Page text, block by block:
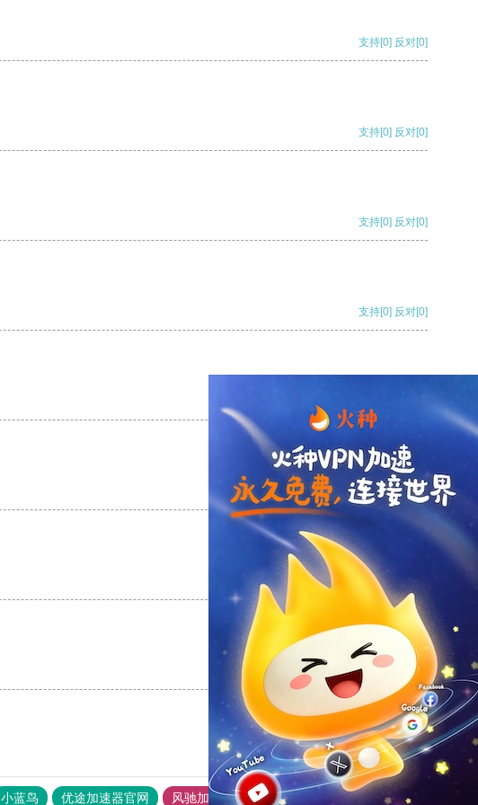
支持[0] 反对[0]
支持[0] 反对[0]
支持[0] 反对[0]
支持[0] 反对[0]
支持 [0] 反对[0]
支持[0] 反对
支持[0] 反对[0]
小蓝鸟 优途加速器官网 风驰加速器 旋风加速器